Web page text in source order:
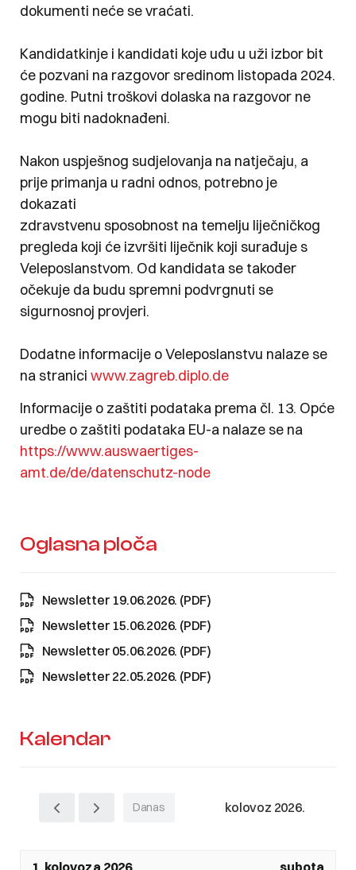
dokumenti neće se vraćati.
Kandidatkinje i kandidati koje uđu u uži izbor bit
će pozvani na razgovor sredinom listopada 2024.
godine. Putni troškovi dolaska na razgovor ne
mogu biti nadoknađeni.
Nakon uspješnog sudjelovanja na natječaju, a
prije primanja u radni odnos, potrebno je
dokazati
zdravstvenu sposobnost na temelju liječničkog
pregleda koji će izvršiti liječnik koji surađuje s
Veleposlanstvom. Od kandidata se također
očekuje da budu spremni podvrgnuti se
sigurnosnoj provjeri.
Dodatne informacije o Veleposlanstvu nalaze se
na stranici www.zagreb.diplo.de
Informacije o zaštiti podataka prema čl. 13. Opće
uredbe o zaštiti podataka EU-a nalaze se na
https://www.auswaertiges-
amt.de/de/datenschutz-node
Oglasna ploča
Newsletter 19.06.2026. (PDF)
Newsletter 15.06.2026. (PDF)
Newsletter 05.06.2026. (PDF)
Newsletter 22.05.2026. (PDF)
Kalendar
Danas kolovoz 2026.